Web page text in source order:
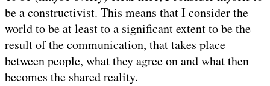
be a constructivist. This means that I consider the
world to be at least to a significant extent to be the
result of the communication, that takes place
between people, what they agree on and what then
becomes the shared reality.